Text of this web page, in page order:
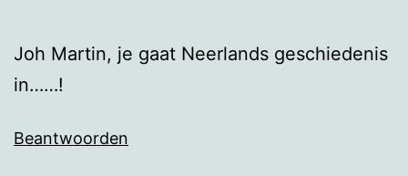
Joh Martin, je gaat Neerlands geschiedenis
in……!
Beantwoorden